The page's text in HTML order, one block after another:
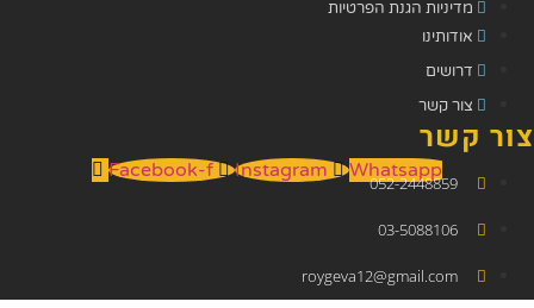
מדיניות הגנת הפרטיות
אודותינו
דרושים
צור קשר
צור קשר
Facebook-f Instagram Whatsapp
052-2448859
03-5088106
roygeva12@gmail.com